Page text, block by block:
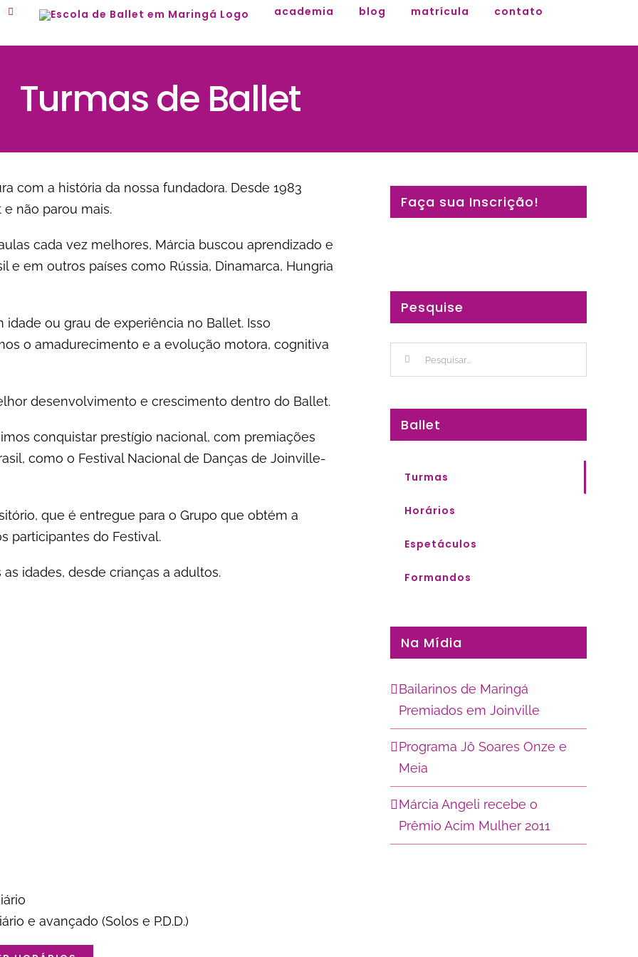
academia blog matrícula contato
Turmas de Ballet
com a história da nossa fundadora. Desde 1983
não parou mais.
cada vez melhores, Márcia buscou aprendizado e
e em outros países como Rússia, Dinamarca, Hungria
ou grau de experiência no Ballet. Isso
o amadurecimento e a evolução motora, cognitiva
desenvolvimento e crescimento dentro do Ballet.
conquistar prestígio nacional, com premiações
como o Festival Nacional de Danças de Joinville-
que é entregue para o Grupo que obtém a
participantes do Festival.
idades, desde crianças a adultos.
e avançado (Solos e P.D.D.)
Faça sua Inscrição!
Pesquise
Buscar
resultados
Ballet
Turmas
Horários
Espetáculos
Formandos
Na Mídia
Bailarinos de Maringá
Premiados em Joinville
Programa Jô Soares Onze e
Meia
Márcia Angeli recebe o
Prêmio Acim Mulher 2011